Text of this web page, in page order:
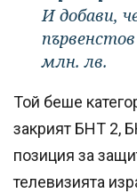
И добави,
млн. лв.
Той беше
закрият БНТ 2,
позиция за
телевизията